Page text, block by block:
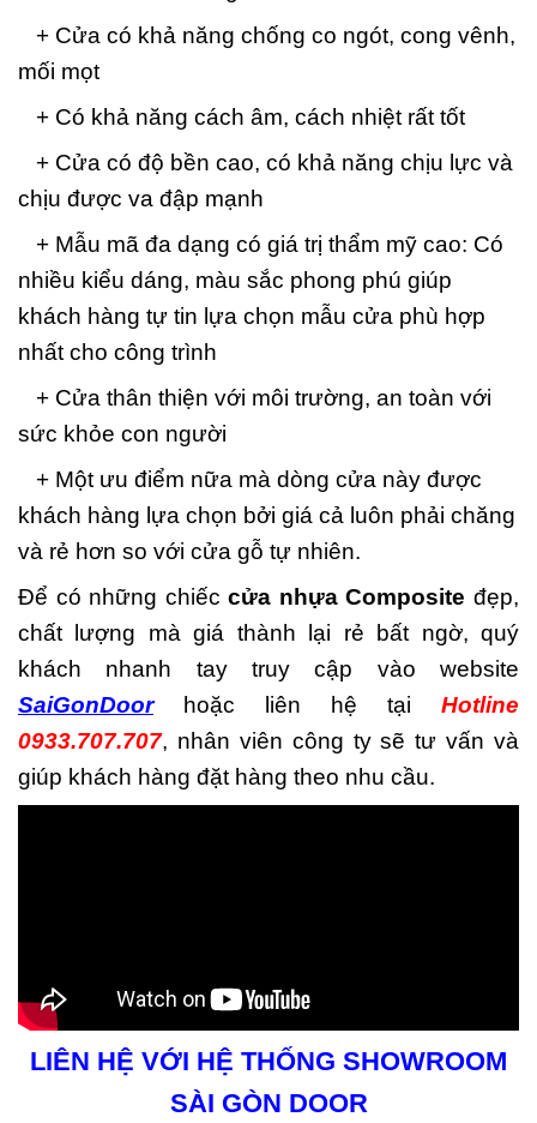
+ Cửa có khả năng chống co ngót, cong vênh,
mối mọt
+ Có khả năng cách âm, cách nhiệt rất tốt
+ Cửa có độ bền cao, có khả năng chịu lực và
chịu được va đập mạnh
+ Mẫu mã đa dạng có giá trị thẩm mỹ cao: Có
nhiều kiểu dáng, màu sắc phong phú giúp
khách hàng tự tin lựa chọn mẫu cửa phù hợp
nhất cho công trình
+ Cửa thân thiện với môi trường, an toàn với
sức khỏe con người
+ Một ưu điểm nữa mà dòng cửa này được
khách hàng lựa chọn bởi giá cả luôn phải chăng
và rẻ hơn so với cửa gỗ tự nhiên.
Để có những chiếccửa nhựa Composite đẹp,
chất lượng mà giá thành lại rẻ bất ngờ, quý
khách nhanh tay truy cập vào website
SaiGonDoorhoặc liên hệ tại Hotline
0933.707.707, nhân viên công ty sẽ tư vấn và
giúp khách hàng đặt hàng theo nhu cầu.
LIÊN HỆ VỚI HỆ THỐNG SHOWROOM
SÀI GÒN DOOR